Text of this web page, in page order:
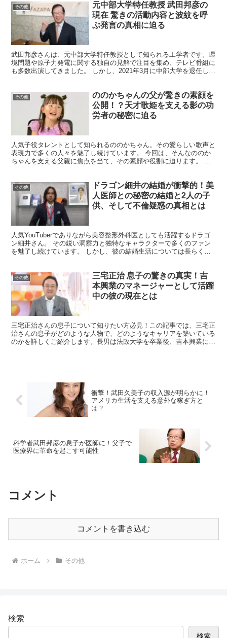
その他
元中部大学特任教授 武田邦彦の
現在 驚きの活動内容と波紋を呼
ぶ発言の真相に迫る
武田邦彦さんは、元中部大学特任教授として知られる工学者です。環
境問題や原子力発電に関する独自の見解で注目を集め、テレビ番組に
も多数出演してきました。 しかし、2021年3月に中部大学を退任して
その他
ののかちゃんの父が驚きの素顔を
公開！？天才歌姫を支える影の功
労者の秘密に迫る
人気子役タレントとして知られるののかちゃん。その愛らしい歌声と
表現力で多くの人々を魅了し続けています。 今回は、そんなののか
ちゃんを支える父親に焦点を当て、その素顔や役割に迫ります。 の
その他
ドラゴン細井の結婚が衝撃的！美
人医師との秘密の結婚と2人の子
供、そして不倫疑惑の真相とは
人気YouTuberでありながら美容整形外科医としても活躍するドラゴ
ン細井さん。 その鋭い洞察力と独特なキャラクターで多くのファン
を魅了し続けています。 しかし、彼の結婚生活については長らく謎
その他
三宅正治 息子の驚きの真実！吉
本興業のマネージャーとして活躍
中の彼の現在とは
三宅正治さんの息子について知りたい方必見！この記事では、三宅正
治さんの息子がどのような人物で、どのようなキャリアを築いている
のかを詳しくご紹介します。長男は法政大学を卒業後、吉本興業に入
衝撃！武田久美子の収入源が明らかに！
アメリカ生活を支える意外な稼ぎ方と
は？
科学者武田邦彦の息子が医師に！父子で
医療界に革命を起こす可能性
コメント
コメントを書き込む
ホーム その他
検索
検索